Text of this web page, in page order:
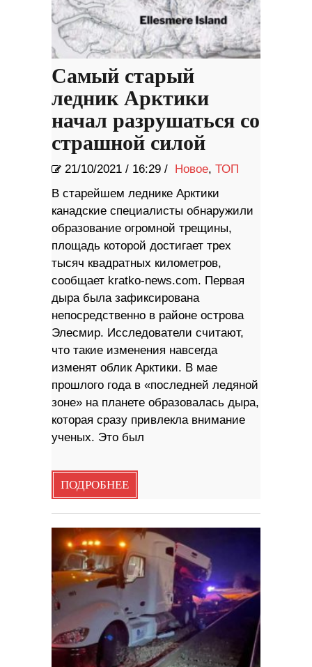
Самый старый
ледник Арктики
начал разрушаться со
страшной силой
21/10/2021 / 16:29 / Новое, ТОП
В старейшем леднике Арктики
канадские специалисты обнаружили
образование огромной трещины,
площадь которой достигает трех
тысяч квадратных километров,
сообщает kratko-news.com. Первая
дыра была зафиксирована
непосредственно в районе острова
Элесмир. Исследователи считают,
что такие изменения навсегда
изменят облик Арктики. В мае
прошлого года в «последней ледяной
зоне» на планете образовалась дыра,
которая сразу привлекла внимание
ученых. Это был
ПОДРОБНЕЕ